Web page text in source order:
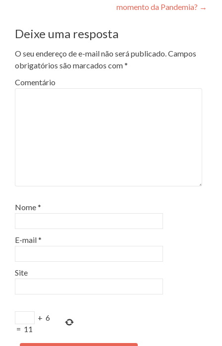
momento da Pandemia? →
Deixe uma resposta
O seu endereço de e-mail não será publicado.Campos
obrigatórios são marcados com*
Comentário
Nome*
E-mail*
Site
+ 6
= 11